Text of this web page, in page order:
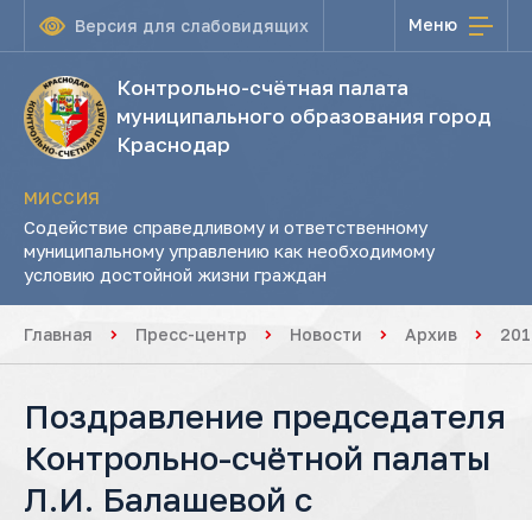
Версия для слабовидящих Меню
Контрольно-счётная палата
муниципального образования город
Краснодар
МИССИЯ
Содействие справедливому и ответственному
муниципальному управлению как необходимому
условию достойной жизни граждан
Главная Пресс-центр Новости Архив
Поздравление председателя
Контрольно-счётной палаты
Л.И. Балашевой с